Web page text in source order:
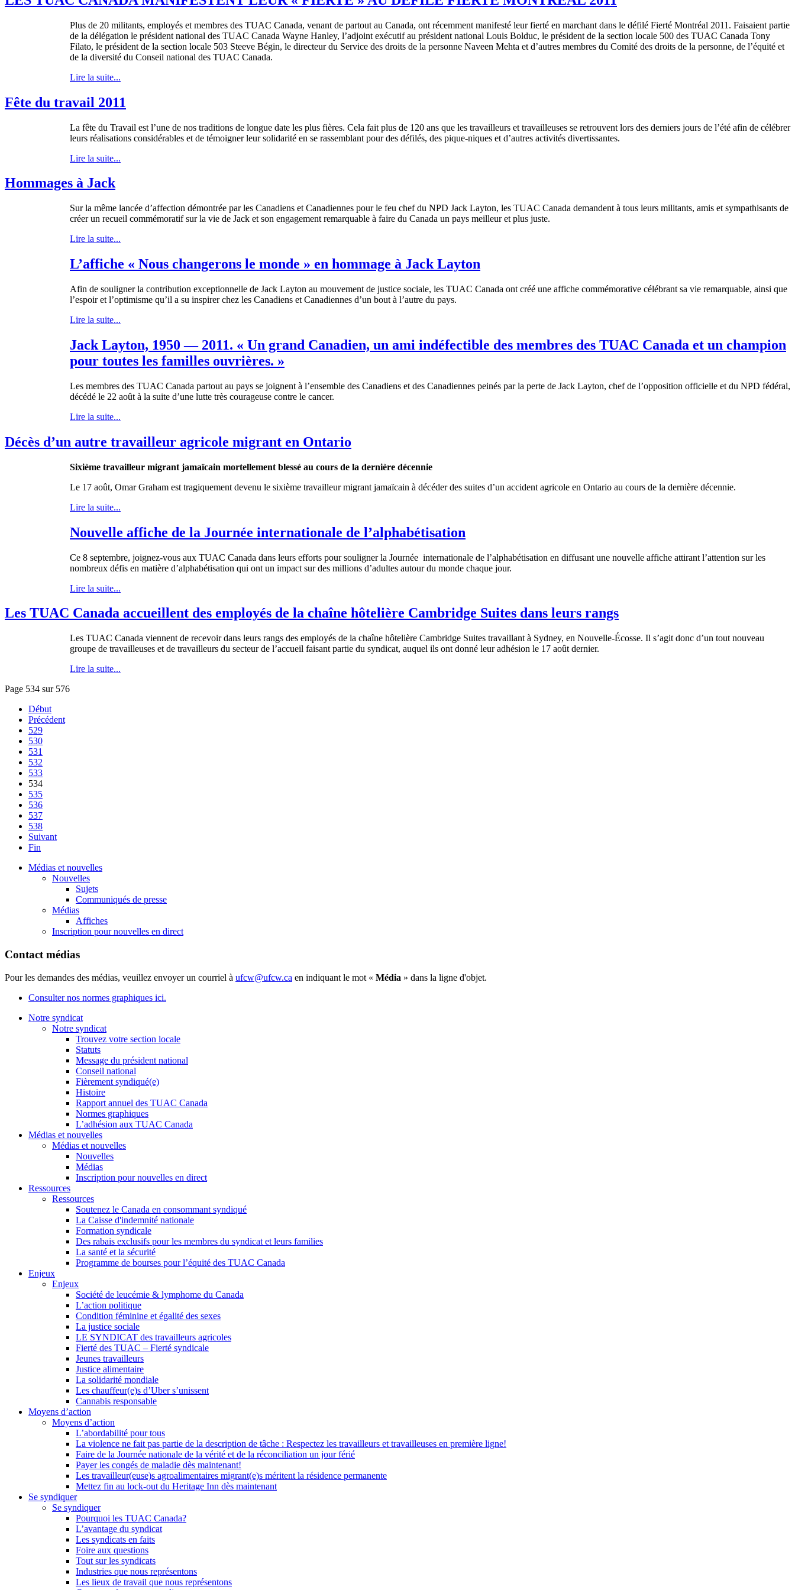
Plus de 20 militants, employés et membres des TUAC Canada, venant de partout au Canada, ont récemment manifesté leur fierté en marchant dans le défilé Fierté Montréal 2011. Faisaient partie
de la délégation le président national des TUAC Canada Wayne Hanley, l’adjoint exécutif au président national Louis Bolduc, le président de la section locale 500 des TUAC Canada Tony
Filato, le président de la section locale 503 Steeve Bégin, le directeur du Service des droits de la personne Naveen Mehta et d’autres membres du Comité des droits de la personne, de l’équité et
de la diversité du Conseil national des TUAC Canada.
Lire la suite...
Fête du travail 2011
La fête du Travail est l’une de nos traditions de longue date les plus fières. Cela fait plus de 120 ans que les travailleurs et travailleuses se retrouvent lors des derniers jours de l’été afin de célébrer
leurs réalisations considérables et de témoigner leur solidarité en se rassemblant pour des défilés, des pique-niques et d’autres activités divertissantes.
Lire la suite...
Hommages à Jack
Sur la même lancée d’affection démontrée par les Canadiens et Canadiennes pour le feu chef du NPD Jack Layton, les TUAC Canada demandent à tous leurs militants, amis et sympathisants de
créerun recueil commémoratif surla vie de Jack et son engagement remarquable à faire du Canada un pays meilleuret plus juste.
Lire la suite...
L’affiche « Nous changerons le monde » en hommage à Jack Layton
Afin de soulignerla contribution exceptionnelle de Jack Layton au mouvement de justice sociale, les TUAC Canada ont créé une affiche commémorative célébrant sa vie remarquable, ainsi que
l’espoiret l’optimisme qu’il a su inspirerchez les Canadiens et Canadiennes d’un bout à l’autre du pays.
Lire la suite...
Jack Layton, 1950 — 2011. « Un grand Canadien, un ami indéfectible des membres des TUAC Canada et un champion
pour toutes les familles ouvrières. »
Les membres des TUAC Canada partout au pays se joignent à l’ensemble des Canadiens et des Canadiennes peinés par la perte de Jack Layton, chef de l’opposition officielle et du NPD fédéral,
décédé le 22 août à la suite d’une lutte très courageuse contre le cancer.
Lire la suite...
Décès d’un autre travailleur agricole migrant en Ontario
Sixième travailleur migrant jamaïcain mortellement blessé au cours de la dernière décennie
Le 17 août, Omar Graham est tragiquement devenu le sixième travailleurmigrant jamaïcain à décéderdes suites d’un accident agricole en Ontario au cours de la dernière décennie.
Lire la suite...
Nouvelle affiche de la Journée internationale de l’alphabétisation
Ce 8 septembre, joignez-vous aux TUAC Canada dans leurs efforts poursoulignerla Journée internationale de l’alphabétisation en diffusant une nouvelle affiche attirant l’attention surles
nombreux défis en matière d’alphabétisation qui ont un impact surdes millions d’adultes autourdu monde chaque jour.
Lire la suite...
Les TUAC Canada accueillent des employés de la chaîne hôtelière Cambridge Suites dans leurs rangs
Les TUAC Canada viennent de recevoir dans leurs rangs des employés de la chaîne hôtelière Cambridge Suites travaillant à Sydney, en Nouvelle-Écosse. Il s’agit donc d’un tout nouveau
groupe de travailleuses et de travailleurs du secteurde l’accueil faisant partie du syndicat, auquel ils ont donné leur adhésion le 17 août dernier.
Lire la suite...
Page 534 sur 576
Début
Précédent
529
530
531
532
533
534
535
536
537
538
Suivant
Fin
Médias et nouvelles
Nouvelles
Sujets
Communiqués de presse
Médias
Affiches
Inscription pour nouvelles en direct
Contact médias
Pour les demandes des médias, veuillez envoyer un courriel à ufcw@ufcw.ca en indiquant le mot « Média » dans la ligne d'objet.
Consulter nos normes graphiques ici.
Notre syndicat
Notre syndicat
Trouvez votre section locale
Statuts
Message du président national
Conseil national
Fièrement syndiqué(e)
Histoire
Rapport annuel des TUAC Canada
Normes graphiques
L’adhésion aux TUAC Canada
Médias et nouvelles
Médias et nouvelles
Nouvelles
Médias
Inscription pour nouvelles en direct
Ressources
Ressources
Soutenez le Canada en consommant syndiqué
La Caisse d'indemnité nationale
Formation syndicale
Des rabais exclusifs pour les membres du syndicat et leurs families
La santé et la sécurité
Programme de bourses pour l’équité des TUAC Canada
Enjeux
Enjeux
Société de leucémie & lymphome du Canada
L’action politique
Condition féminine et égalité des sexes
La justice sociale
LE SYNDICAT des travailleurs agricoles
Fierté des TUAC – Fierté syndicale
Jeunes travailleurs
Justice alimentaire
La solidarité mondiale
Les chauffeur(e)s d’Uber s’unissent
Cannabis responsable
Moyens d’action
Moyens d’action
L’abordabilité pour tous
La violence ne fait pas partie de la description de tâche : Respectez les travailleurs et travailleuses en première ligne!
Faire de la Journée nationale de la vérité et de la réconciliation un jour férié
Payer les congés de maladie dès maintenant!
Les travailleur(euse)s agroalimentaires migrant(e)s méritent la résidence permanente
Mettez fin au lock-out du Heritage Inn dès maintenant
Se syndiquer
Se syndiquer
Pourquoi les TUAC Canada?
L’avantage du syndicat
Les syndicats en faits
Foire aux questions
Tout sur les syndicats
Industries que nous représentons
Les lieux de travail que nous représentons